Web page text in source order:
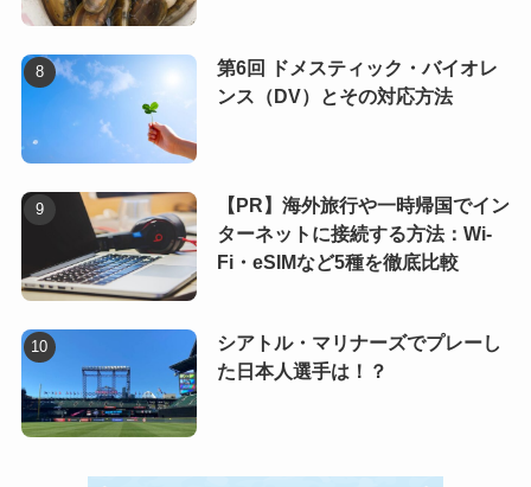
第6回 ドメスティック・バイオレ
ンス（DV）とその対応方法
【PR】海外旅行や一時帰国でイン
ターネットに接続する方法：Wi-
Fi・eSIMなど5種を徹底比較
シアトル・マリナーズでプレーし
た日本人選手は！？